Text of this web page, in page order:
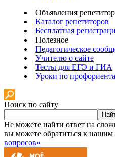
Объявления
Каталог репетиторов
Бесплатная
Полезное
Педагогическое
Учителю о сайте
Тесты для ЕГЭ и ГИА
Уроки по
Поиск по сайту
Не можете найти ответ на
вы можете обратиться к нашим
вопросов»